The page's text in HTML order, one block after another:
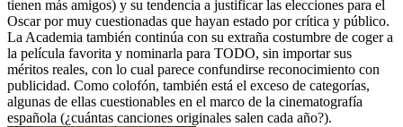
tienen más amigos) y su tendencia a justificar las elecciones para el
Oscar por muy cuestionadas que hayan estado por crítica y público.
La Academia también continúa con su extraña costumbre de coger a
la película favorita y nominarla para TODO, sin importar sus
méritos reales, con lo cual parece confundirse reconocimiento con
publicidad. Como colofón, también está el exceso de categorías,
algunas de ellas cuestionables en el marco de la cinematografía
española (¿cuántas canciones originales salen cada año?).